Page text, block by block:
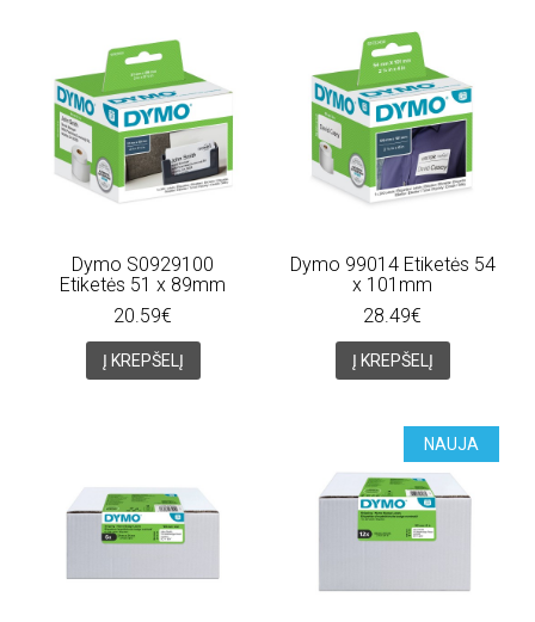
Dymo S0929100
Etiketės 51 x 89mm
20.59€
Į KREPŠELĮ
Dymo 99014 Etiketės 54
x 101mm
28.49€
Į KREPŠELĮ
NAUJA